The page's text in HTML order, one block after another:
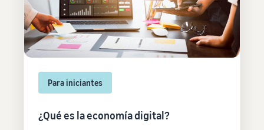
Para iniciantes
¿Qué es la economía digital?